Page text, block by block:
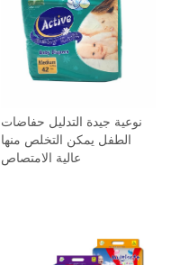
نوعية جيدة التدليل حفاضات
الطفل يمكن التخلص منها
عالية الامتصاص